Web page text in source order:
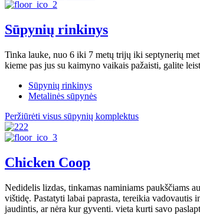
Sūpynių rinkinys
Tinka lauke, nuo 6 iki 7 metų trijų iki septynerių
kieme pas jus su kaimyno vaikais pažaisti, galite
Sūpynių rinkinys
Metalinės sūpynės
Peržiūrėti visus sūpynių komplektus
Chicken Coop
Nedidelis lizdas, tinkamas naminiams paukščiams
vištidę. Pastatyti labai paprasta, tereikia
jaudintis, ar nėra kur gyventi. vieta kurti savo